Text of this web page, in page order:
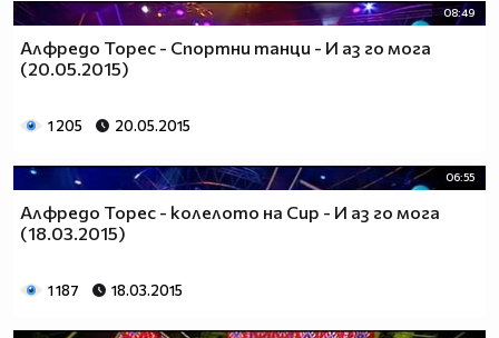
08:49
Алфредо Торес - Спортни танци - И аз го мога
(20.05.2015)
1 205 20.05.2015
06:55
Алфредо Торес - колелото на Сир - И аз го мога
(18.03.2015)
1 187 18.03.2015